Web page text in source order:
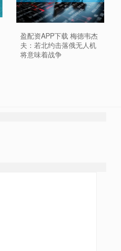
盈配资APP下载 梅德韦杰
夫：若北约击落俄无人机
将意味着战争